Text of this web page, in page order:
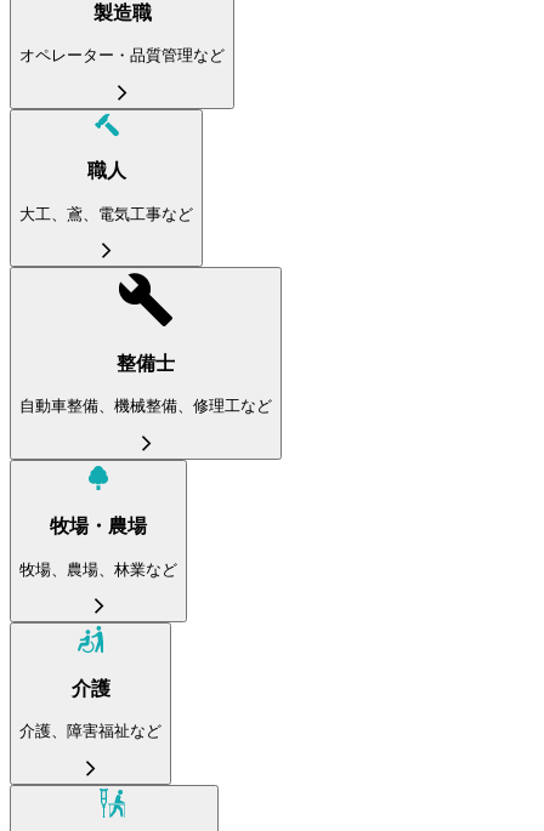
製造職
オペレーター・品質管理など
職人
大工、鳶、電気工事など
整備士
自動車整備、機械整備、修理工など
牧場・農場
牧場、農場、林業など
介護
介護、障害福祉など